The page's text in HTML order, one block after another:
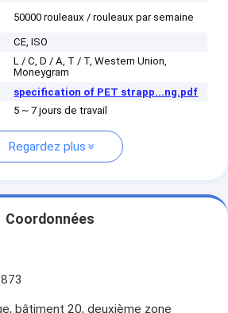
50000 rouleaux / rouleaux par semaine
CE, ISO
L / C, D / A, T / T, Western Union,
Moneygram
specification of PET strapp...ng.pdf
5 ~ 7 jours de travail
Regardez plus
Coordonnées
bâtiment 20, deuxième zone